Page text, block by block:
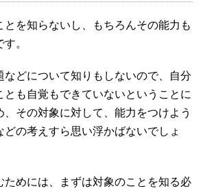
とを知らないし、もちろんその能力も
。
などについて知りもしないので、自分
とも自覚もできていないということに
、その対象に対して、能力をつけよう
どの考えすら思い浮かばないでしょ
ためには、まずは対象のことを知る必